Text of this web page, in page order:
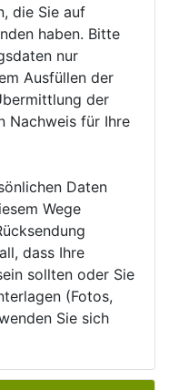
die Sie auf
haben. Bitte
nur
Ausfüllen der
der
Nachweis für Ihre
Daten
Wege
dass Ihre
sollten oder Sie
(Fotos,
Sie sich